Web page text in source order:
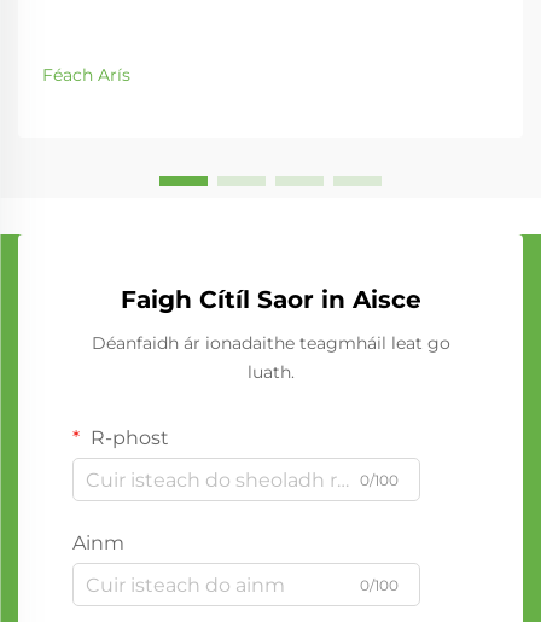
Féach Arís
Faigh Cítíl Saor in Aisce
Déanfaidh ár ionadaithe teagmháil leat go
luath.
R-phost
0/100
Ainm
0/100